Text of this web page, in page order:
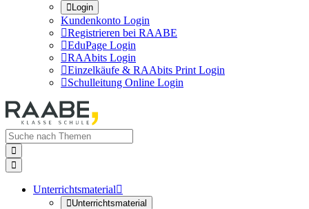
Login
Kundenkonto Login
Registrieren bei RAABE
EduPage Login
RAAbits Login
Einzelkäufe & RAAbits Print Login
Schulleitung Online Login


Unterrichtsmaterial
Unterrichtsmaterial